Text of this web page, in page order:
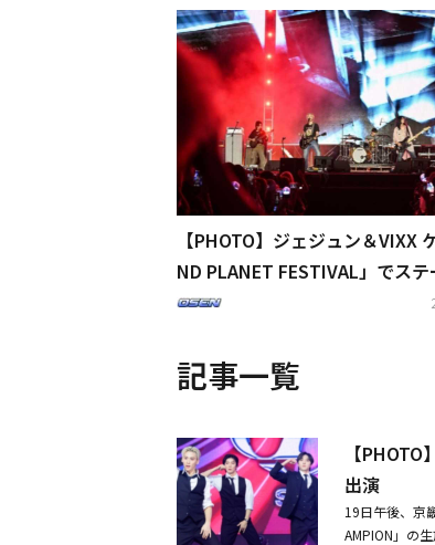
【PHOTO】ジェジュン＆VIXX
ND PLANET FESTIVAL」でス
本バンド・明くる夜の羊も登場
記事一覧
【
出演
19日午後、京
AMPION」の